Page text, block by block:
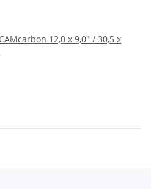
12,0 x 9,0" / 30,5 x